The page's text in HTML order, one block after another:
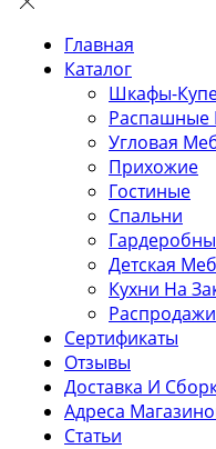
Главная
Каталог
Шкафы-
Угловая
Прихожие
Гостиные
Спальни
Детская
Кухни На
Распродажи
Сертификаты
Отзывы
Доставка И
Адреса
Статьи